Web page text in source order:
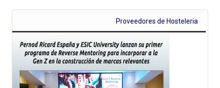
Proveedores de Hosteleria